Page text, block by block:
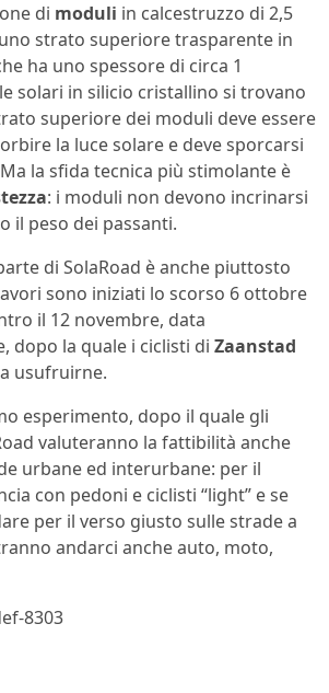
di moduli in calcestruzzo di 2,5
strato superiore trasparente in
ha uno spessore di circa 1
solari in silicio cristallino si trovano
superiore dei moduli deve essere
la luce solare e deve sporcarsi
la sfida tecnica più stimolante è
: i moduli non devono incrinarsi
il peso dei passanti.
di SolaRoad è anche piuttosto
sono iniziati lo scorso 6 ottobre
il 12 novembre, data
dopo la quale i ciclisti di Zaanstad
usufruirne.
esperimento, dopo il quale gli
valuteranno la fattibilità anche
urbane ed interurbane: per il
con pedoni e ciclisti “light” e se
per il verso giusto sulle strade a
andarci anche auto, moto,